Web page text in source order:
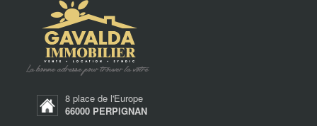
8 place de l'Europe
66000 PERPIGNAN